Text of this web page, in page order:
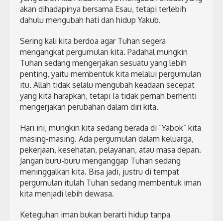
akan dihadapinya bersama Esau, tetapi terlebih
dahulu mengubah hati dan hidup Yakub.
Sering kali kita berdoa agar Tuhan segera
mengangkat pergumulan kita. Padahal mungkin
Tuhan sedang mengerjakan sesuatu yang lebih
penting, yaitu membentuk kita melalui pergumulan
itu. Allah tidak selalu mengubah keadaan secepat
yang kita harapkan, tetapi Ia tidak pernah berhenti
mengerjakan perubahan dalam diri kita.
Hari ini, mungkin kita sedang berada di “Yabok” kita
masing-masing. Ada pergumulan dalam keluarga,
pekerjaan, kesehatan, pelayanan, atau masa depan.
Jangan buru-buru menganggap Tuhan sedang
meninggalkan kita. Bisa jadi, justru di tempat
pergumulan itulah Tuhan sedang membentuk iman
kita menjadi lebih dewasa.
Keteguhan iman bukan berarti hidup tanpa